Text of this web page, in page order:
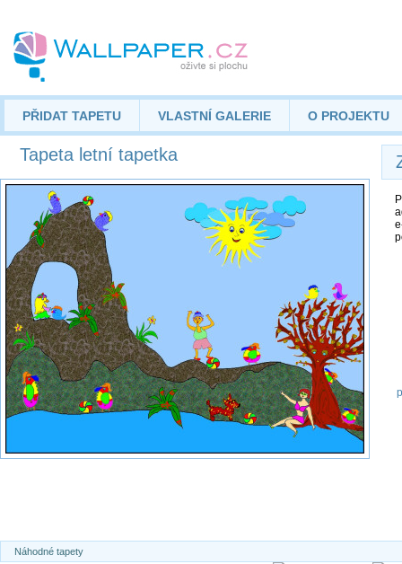
PŘIDAT TAPETU VLASTNÍ GALERIE O PROJEKTU
Tapeta letní tapetka
Náhodné tapety